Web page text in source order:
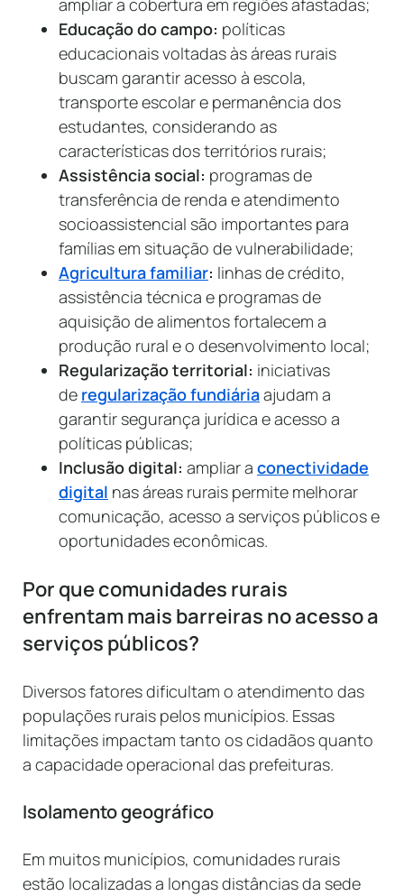
ampliar a cobertura em regiões afastadas;
Educação do campo: políticas
educacionais voltadas às áreas rurais
buscam garantir acesso à escola,
transporte escolar e permanência dos
estudantes, considerando as
características dos territórios rurais;
Assistência social: programas de
transferência de renda e atendimento
socioassistencial são importantes para
famílias em situação de vulnerabilidade;
Agricultura familiar: linhas de crédito,
assistência técnica e programas de
aquisição de alimentos fortalecem a
produção rural e o desenvolvimento local;
Regularização territorial: iniciativas
de regularização fundiáriaajudam a
garantir segurança jurídica e acesso a
políticas públicas;
Inclusão digital: ampliar a conectividade
digital nas áreas rurais permite melhorar
comunicação, acesso a serviços públicos e
oportunidades econômicas.
Por que comunidades rurais
enfrentam mais barreiras no acesso a
serviços públicos?
Diversos fatores dificultam o atendimento das
populações rurais pelos municípios. Essas
limitações impactam tanto os cidadãos quanto
a capacidade operacional das prefeituras.
Isolamento geográfico
Em muitos municípios, comunidades rurais
estão localizadas a longas distâncias da sede